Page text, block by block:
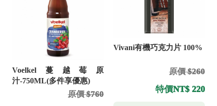
Voelkel蔓越莓原
汁-750ML(多件享優惠)
原價 $760
Vivani有機巧克力片 100%
原價 $260
特價NT$ 220